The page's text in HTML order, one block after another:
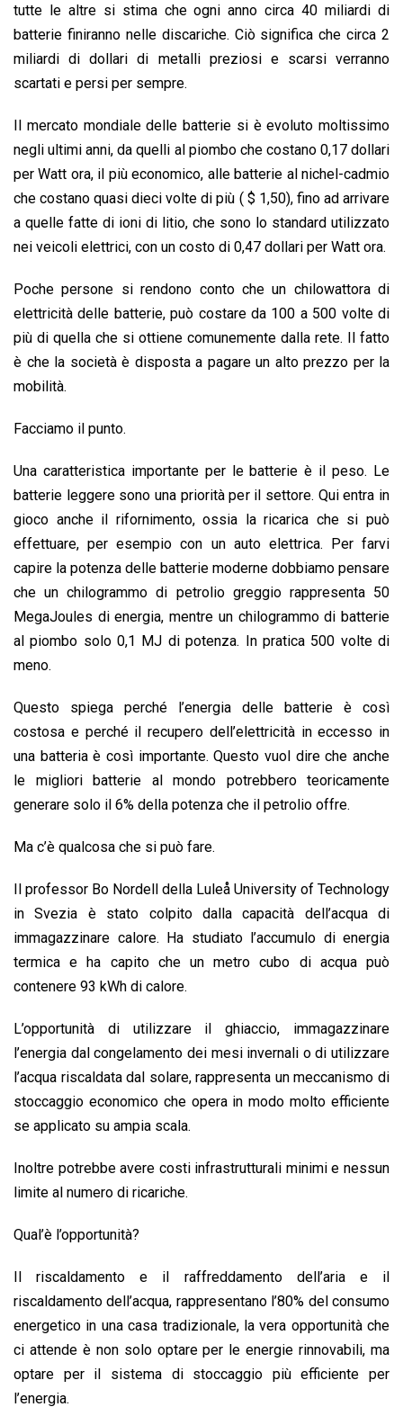
tutte le altre si stima che ogni anno circa 40 miliardi di
batterie finiranno nelle discariche. Ciò significa che circa 2
miliardi di dollari di metalli preziosi e scarsi verranno
scartati e persi per sempre.
Il mercato mondiale delle batterie si è evoluto moltissimo
negli ultimi anni, da quelli al piombo che costano 0,17 dollari
per Watt ora, il più economico, alle batterie al nichel-cadmio
che costano quasi dieci volte di più ( $ 1,50), fino ad arrivare
a quelle fatte di ioni di litio, che sono lo standard utilizzato
nei veicoli elettrici, con un costo di 0,47 dollari per Watt ora.
Poche persone si rendono conto che un chilowattora di
elettricità delle batterie, può costare da 100 a 500 volte di
più di quella che si ottiene comunemente dalla rete. Il fatto
è che la società è disposta a pagare un alto prezzo per la
mobilità.
Facciamo il punto.
Una caratteristica importante per le batterie è il peso. Le
batterie leggere sono una priorità per il settore. Qui entra in
gioco anche il rifornimento, ossia la ricarica che si può
effettuare, per esempio con un auto elettrica. Per farvi
capire la potenza delle batterie moderne dobbiamo pensare
che un chilogrammo di petrolio greggio rappresenta 50
MegaJoules di energia, mentre un chilogrammo di batterie
al piombo solo 0,1 MJ di potenza. In pratica 500 volte di
meno.
Questo spiega perché l’energia delle batterie è così
costosa e perché il recupero dell’elettricità in eccesso in
una batteria è così importante. Questo vuol dire che anche
le migliori batterie al mondo potrebbero teoricamente
generare solo il 6% della potenza che il petrolio offre.
Ma c’è qualcosa che si può fare.
Il professor Bo Nordell della Luleå University of Technology
in Svezia è stato colpito dalla capacità dell’acqua di
immagazzinare calore. Ha studiato l’accumulo di energia
termica e ha capito che un metro cubo di acqua può
contenere 93 kWh di calore.
L’opportunità di utilizzare il ghiaccio, immagazzinare
l’energia dal congelamento dei mesi invernali o di utilizzare
l’acqua riscaldata dal solare, rappresenta un meccanismo di
stoccaggio economico che opera in modo molto efficiente
se applicato su ampia scala.
Inoltre potrebbe avere costi infrastrutturali minimi e nessun
limite al numero di ricariche.
Qual’è l’opportunità?
Il riscaldamento e il raffreddamento dell’aria e il
riscaldamento dell’acqua, rappresentano l’80% del consumo
energetico in una casa tradizionale, la vera opportunità che
ci attende è non solo optare per le energie rinnovabili, ma
optare per il sistema di stoccaggio più efficiente per
l’energia.